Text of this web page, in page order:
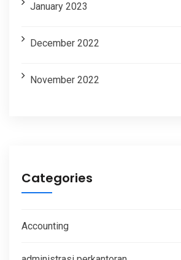
January 2023
December 2022
November 2022
Categories
Accounting